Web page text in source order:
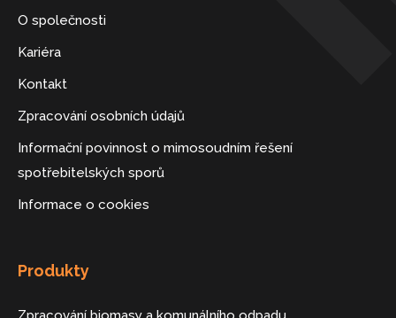
O společnosti
Kariéra
Kontakt
Zpracování osobních údajů
Informační povinnost o mimosoudním řešení
spotřebitelských sporů
Informace o cookies
Produkty